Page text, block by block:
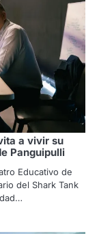
a vivir su
Panguipulli
Educativo de
del Shark Tank